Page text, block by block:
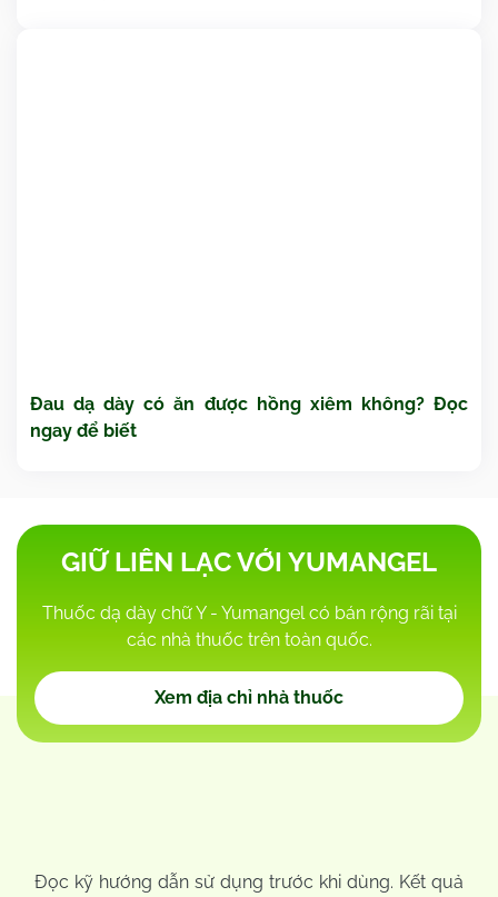
Đau dạ dày có ăn được hồng xiêm không? Đọc
ngay để biết
GIỮ LIÊN LẠC VỚI YUMANGEL
Thuốc dạ dày chữ Y - Yumangel có bán rộng rãi tại
các nhà thuốc trên toàn quốc.
Xem địa chỉ nhà thuốc
Đọc kỹ hướng dẫn sử dụng trước khi dùng. Kết quả